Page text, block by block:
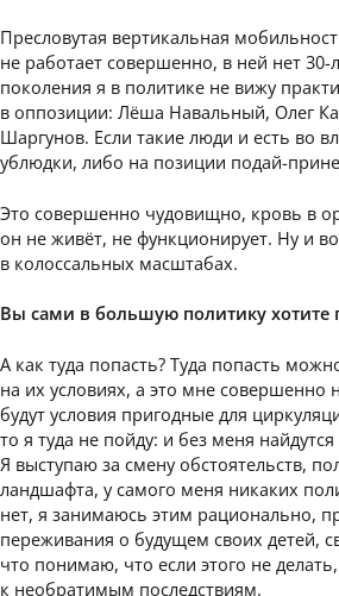
Пресловутая вертикальная
не работает совершенно, в ней нет
поколения я в политике не вижу
в оппозиции: Лёша Навальный, Олег
Шаргунов. Если такие люди и есть во
ублюдки, либо на позиции подай-
Это совершенно чудовищно, кровь в
он не живёт, не функционирует. Ну и
в колоссальных масштабах.
Вы сами в большую политику хотите
А как туда попасть? Туда попасть
на их условиях, а это мне совершенно
будут условия пригодные для
то я туда не пойду: и без меня
Я выступаю за смену обстоятельств,
ландшафта, у самого меня никаких
нет, я занимаюсь этим рационально,
переживания о будущем своих детей,
что понимаю, что если этого не
к необратимым последствиям.